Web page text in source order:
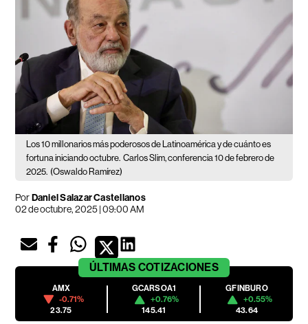
Los 10 millonarios más poderosos de Latinoamérica y de cuánto es
fortuna iniciando octubre. Carlos Slim, conferencia 10 de febrero de
2025. (Oswaldo Ramírez)
PorDaniel Salazar Castellanos
02 de octubre, 2025 | 09:00 AM
ÚLTIMAS COTIZACIONES
AMX
-0.71%
23.75
GCARSOA1
+0.76%
145.41
GFINBURO
+0.55%
43.64